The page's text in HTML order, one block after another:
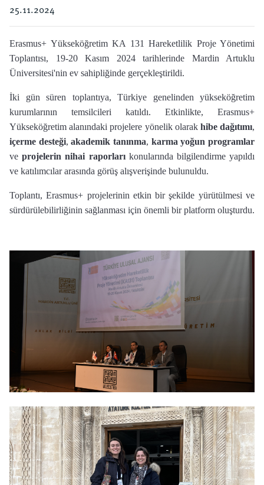
25.11.2024
Erasmus+ Yükseköğretim KA 131 Hareketlilik Proje Yönetimi
Toplantısı, 19-20 Kasım 2024 tarihlerinde Mardin Artuklu
Üniversitesi'nin ev sahipliğinde gerçekleştirildi.
İki gün süren toplantıya, Türkiye genelinden yükseköğretim
kurumlarının temsilcileri katıldı. Etkinlikte, Erasmus+
Yükseköğretim alanındaki projelere yönelik olarak hibe dağıtımı,
içerme desteği,akademik tanınma, karma yoğun programlar
veprojelerin nihai raporlarıkonularında bilgilendirme yapıldı
ve katılımcılar arasında görüş alışverişinde bulunuldu.
Toplantı, Erasmus+ projelerinin etkin bir şekilde yürütülmesi ve
sürdürülebilirliğinin sağlanması için önemli bir platform oluşturdu.